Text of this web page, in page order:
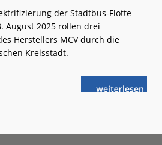
der Stadtbus-Flotte
August 2025 rollen drei
Herstellers MCV durch die
Kreisstadt.
weiterlese
nMCV: